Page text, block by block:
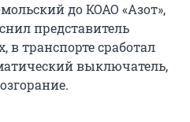
до КОАО «Азот»,
представитель
в транспорте сработал
выключатель,